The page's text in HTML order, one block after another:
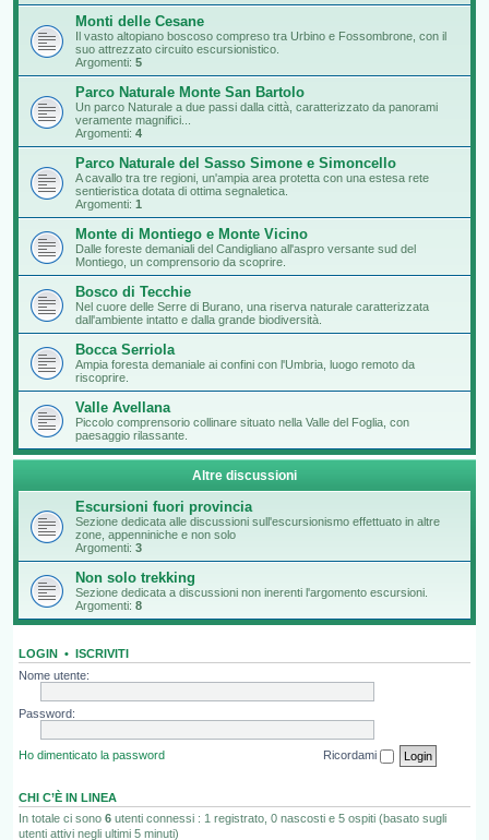
Monti delle Cesane
Il vasto altopiano boscoso compreso tra Urbino e Fossombrone, con il
suo attrezzato circuito escursionistico.
Argomenti: 5
Parco Naturale Monte San Bartolo
Un parco Naturale a due passi dalla città, caratterizzato da panorami
veramente magnifici...
Argomenti: 4
Parco Naturale del Sasso Simone e Simoncello
A cavallo tra tre regioni, un'ampia area protetta con una estesa rete
sentieristica dotata di ottima segnaletica.
Argomenti: 1
Monte di Montiego e Monte Vicino
Dalle foreste demaniali del Candigliano all'aspro versante sud del
Montiego, un comprensorio da scoprire.
Bosco di Tecchie
Nel cuore delle Serre di Burano, una riserva naturale caratterizzata
dall'ambiente intatto e dalla grande biodiversità.
Bocca Serriola
Ampia foresta demaniale ai confini con l'Umbria, luogo remoto da
riscoprire.
Valle Avellana
Piccolo comprensorio collinare situato nella Valle del Foglia, con
paesaggio rilassante.
Altre discussioni
Escursioni fuori provincia
Sezione dedicata alle discussioni sull'escursionismo effettuato in altre
zone, appenniniche e non solo
Argomenti: 3
Non solo trekking
Sezione dedicata a discussioni non inerenti l'argomento escursioni.
Argomenti: 8
LOGIN •
ISCRIVITI
Nome utente:
Password:
Ho dimenticato la password Ricordami
CHI C’È IN LINEA
In totale ci sono 6 utenti connessi : 1 registrato, 0 nascosti e 5 ospiti (basato sugli
utenti attivi negli ultimi 5 minuti)